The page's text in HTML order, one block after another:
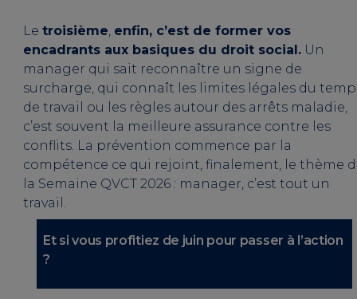
Le troisième, enfin, c’est de former vos
encadrants aux basiques du droit social. Un
manager qui sait reconnaître un signe de
surcharge, qui connaît les limites légales du
de travail ou les règles autour des arrêts maladie,
c’est souvent la meilleure assurance contre les
conflits. La prévention commence par la
compétence ce qui rejoint, finalement, le thème
la Semaine QVCT 2026 : manager, c’est tout un
travail.
Et si vous profitiez de juin pour passer à l’action
?